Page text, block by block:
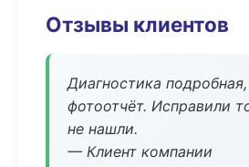
Отзывы клиентов
Диагностика
фотоотчёт. Исправили
не нашли.
— Клиент компании